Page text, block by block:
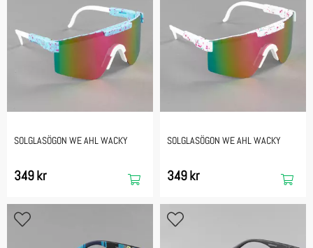
SOLGLASÖGON WE AHL WACKY
349 kr
SOLGLASÖGON WE AHL WACKY
349 kr